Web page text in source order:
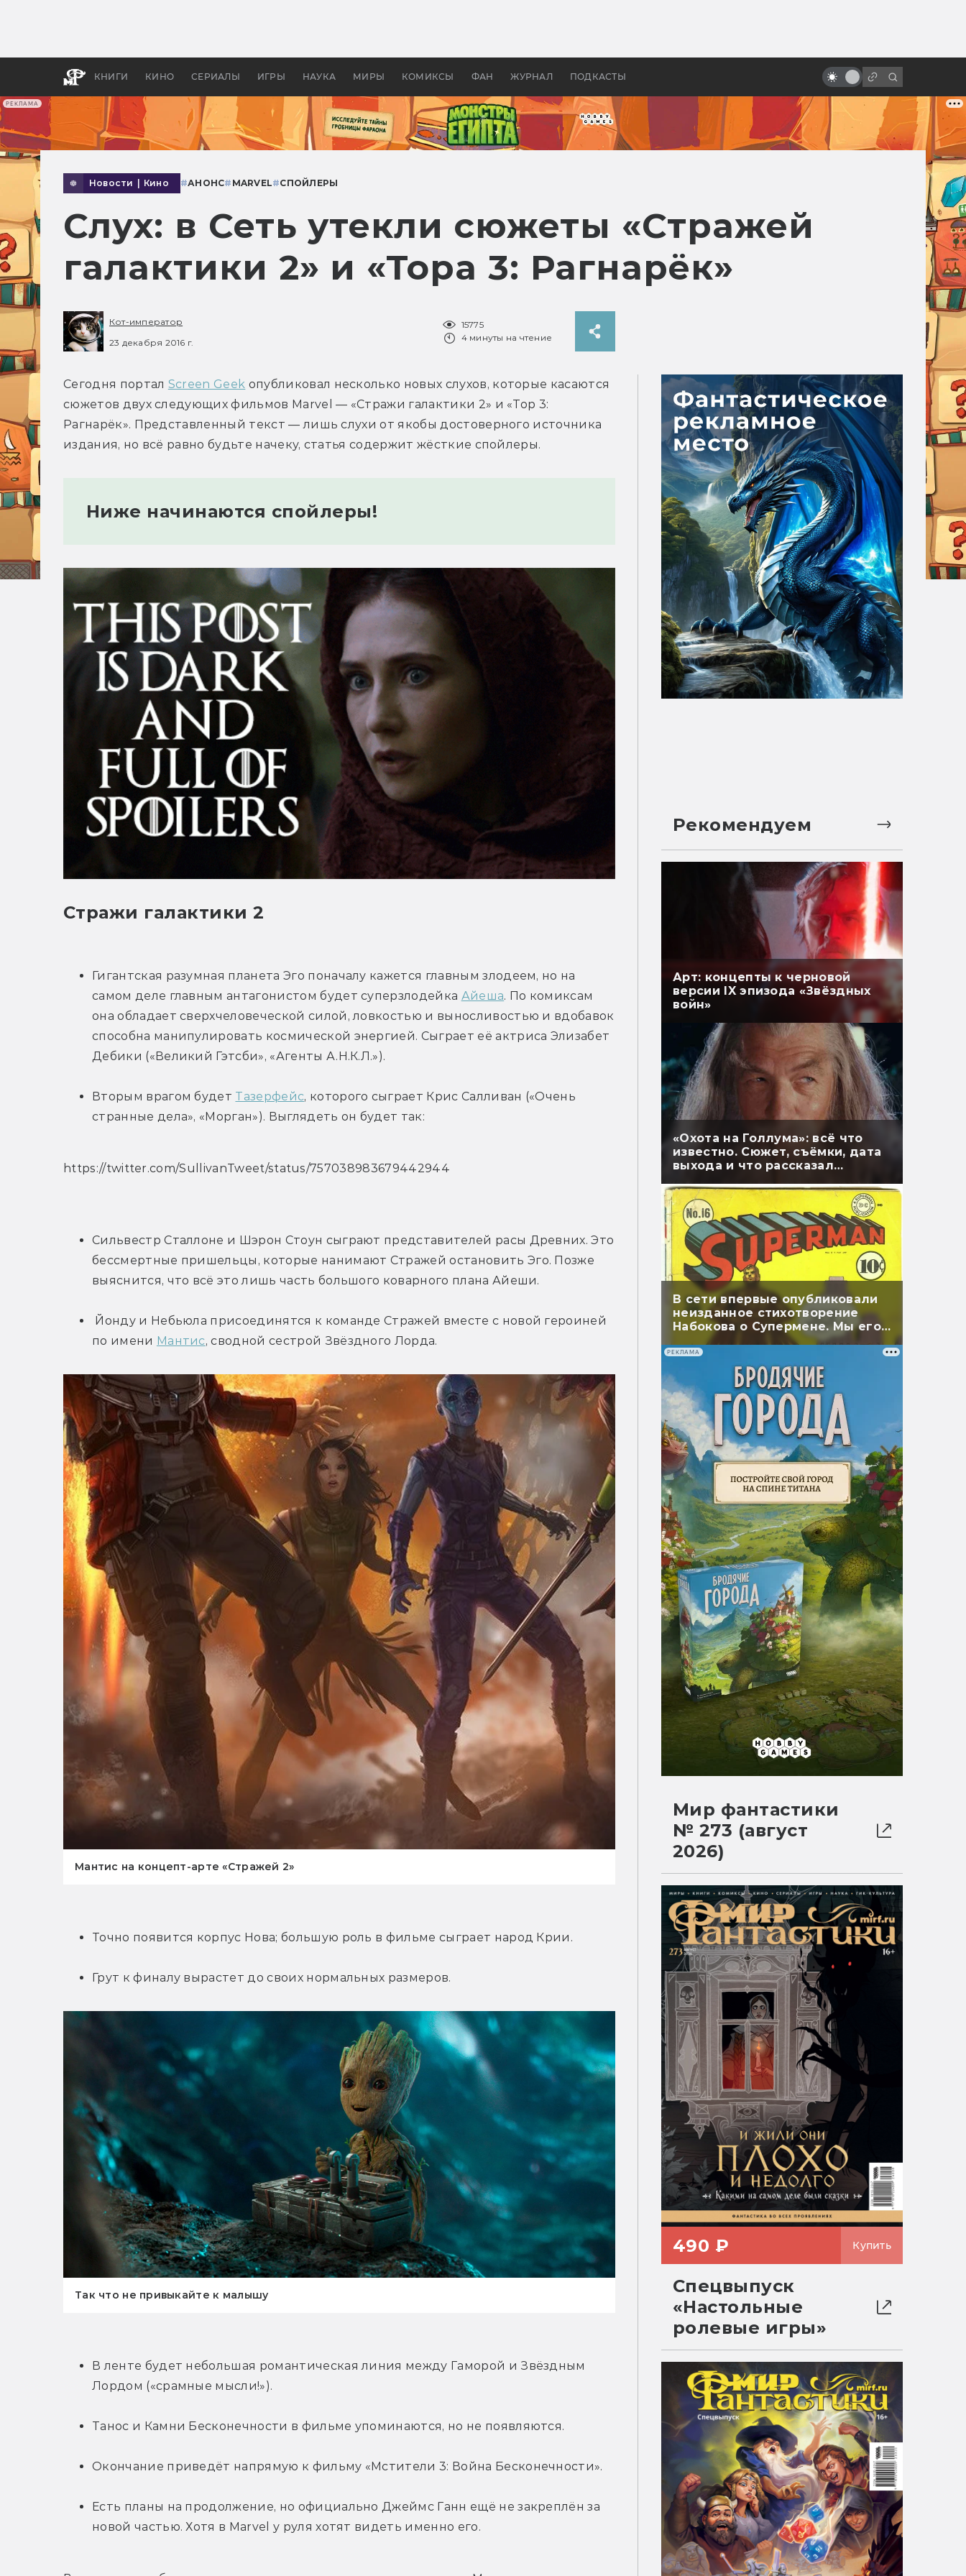
РЕКЛАМА
КНИГИ КИНО СЕРИАЛЫ ИГРЫ НАУКА МИРЫ КОМИКСЫ ФАН ЖУРНАЛ ПОДКАСТЫ
бы «Властелина колец»
Древней Грецией
и фэнтези
Новости Кино #АНОНС# MARVEL#СПОЙЛЕРЫ
Слух: в Сеть утекли сюжеты «Стражей
галактики 2» и «Тора 3: Рагнарёк»
Кот-император
23 декабря 2016 г.
15775
4 минуты на чтение
Сегодня портал Screen Geek опубликовал несколько новых слухов, которые касаются
сюжетов двух следующих фильмов Marvel — «Стражи галактики 2» и «Тор 3:
Рагнарёк». Представленный текст — лишь слухи от якобы достоверного источника
издания, но всё равно будьте начеку, статья содержит жёсткие спойлеры.
Ниже начинаются спойлеры!
Стражи галактики 2
Гигантская разумная планета Эго поначалу кажется главным злодеем, но на
самом деле главным антагонистом будет суперзлодейка Айеша. По комиксам
она обладает сверхчеловеческой силой, ловкостью и выносливостью и вдобавок
способна манипулировать космической энергией. Сыграет её актриса Элизабет
Дебики («Великий Гэтсби», «Агенты А.Н.К.Л.»).
Вторым врагом будет Тазерфейс, которого сыграет Крис Салливан («Очень
странные дела», «Морган»). Выглядеть он будет так:
https://twitter.com/SullivanTweet/status/757038983679442944
Сильвестр Сталлоне и Шэрон Стоун сыграют представителей расы Древних. Это
бессмертные пришельцы, которые нанимают Стражей остановить Эго. Позже
выяснится, что всё это лишь часть большого коварного плана Айеши.
Йонду и Небьюла присоединятся к команде Стражей вместе с новой героиней
по имени Мантис, сводной сестрой Звёздного Лорда.
Мантис на концепт-арте «Стражей 2»
Точно появится корпус Нова; большую роль в фильме сыграет народ Крии.
Грут к финалу вырастет до своих нормальных размеров.
Так что не привыкайте к малышу
В ленте будет небольшая романтическая линия между Гаморой и Звёздным
Лордом («срамные мысли!»).
Танос и Камни Бесконечности в фильме упоминаются, но не появляются.
Окончание приведёт напрямую к фильму «Мстители 3: Война Бесконечности».
Есть планы на продолжение, но официально Джеймс Ганн ещё не закреплён за
новой частью. Хотя в Marvel у руля хотят видеть именно его.
Рекомендуем
Арт: концепты к черновой
версии IX эпизода «Звёздных
войн»
«Охота на Голлума»: всё что
известно. Сюжет, съёмки, дата
выхода и что рассказал
В сети впервые опубликовали
неизданное стихотворение
Набокова о Супермене. Мы его
перевели
РЕКЛАМА
Мир фантастики
№ 273 (август
2026)
490 ₽ Купить
Спецвыпуск
«Настольные
ролевые игры»